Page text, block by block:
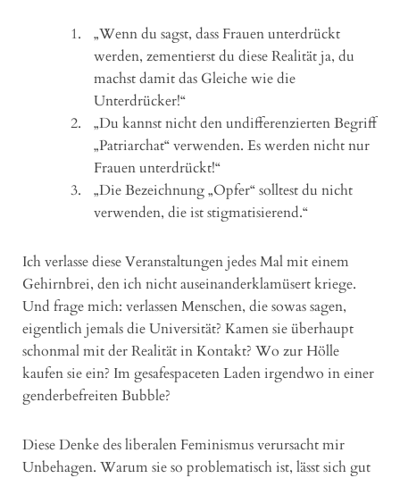
„Wenn du sagst, dass Frauen unterdrückt
werden, zementierst du diese Realität ja, du
machst damit das Gleiche wie die
Unterdrücker!“
„Du kannst nicht den undifferenzierten Begriff
„Patriarchat“ verwenden. Es werden nicht nur
Frauen unterdrückt!“
„Die Bezeichnung „Opfer“ solltest du nicht
verwenden, die ist stigmatisierend.“
Ich verlasse diese Veranstaltungen jedes Mal mit einem
Gehirnbrei, den ich nicht auseinanderklamüsert kriege.
Und frage mich: verlassen Menschen, die sowas sagen,
eigentlich jemals die Universität? Kamen sie überhaupt
schonmal mit der Realität in Kontakt? Wo zur Hölle
kaufen sie ein? Im gesafespaceten Laden irgendwo in einer
genderbefreiten Bubble?
Diese Denke des liberalen Feminismus verursacht mir
Unbehagen. Warum sie so problematisch ist, lässt sich gut